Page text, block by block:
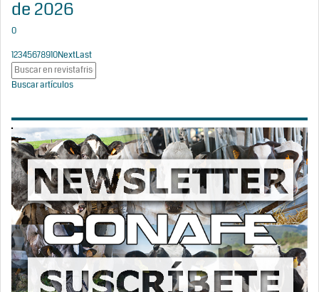
de 2026
0
12345678910NextLast
Buscar artículos